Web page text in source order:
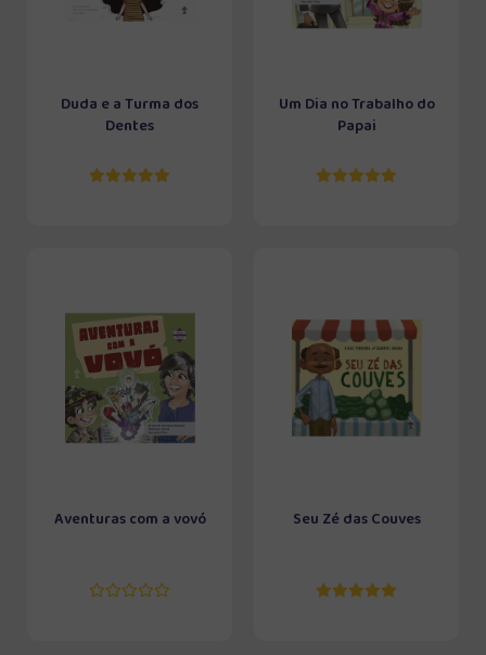
Duda e a Turma dos
Dentes
Um Dia no Trabalho do
Papai
Aventuras com a vovó Seu Zé das Couves